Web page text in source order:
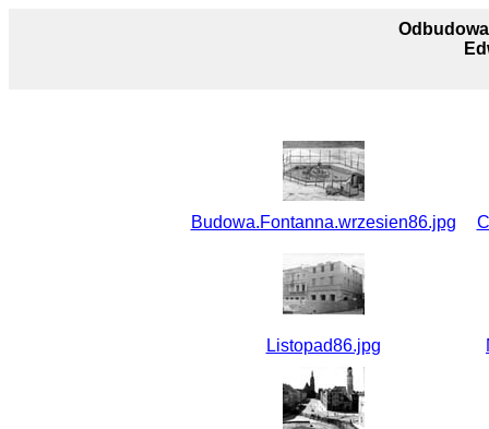
Budowa.Fontanna.wrzesien86.jpg
Listopad86.jpg